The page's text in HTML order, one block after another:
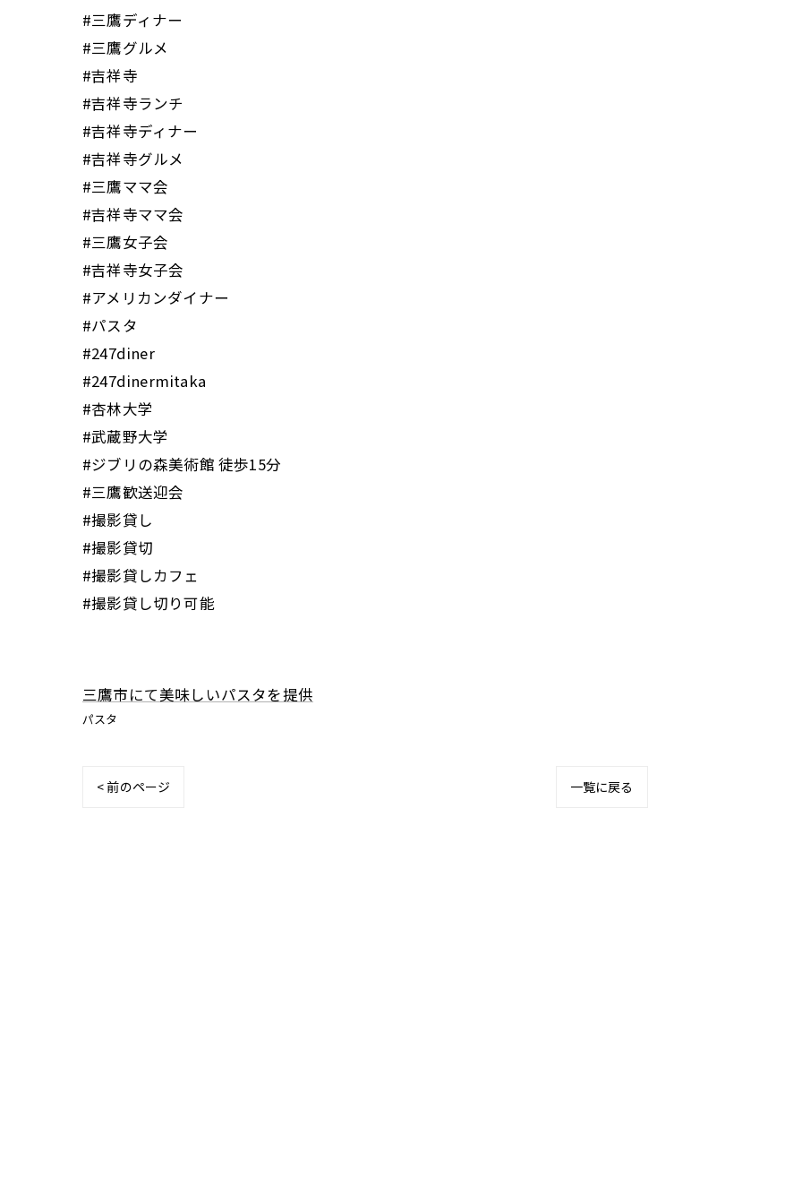
#三鷹ディナー
#三鷹グルメ
#吉祥寺
#吉祥寺ランチ
#吉祥寺ディナー
#吉祥寺グルメ
#三鷹ママ会
#吉祥寺ママ会
#三鷹女子会
#吉祥寺女子会
#アメリカンダイナー
#パスタ
#247diner
#247dinermitaka
#杏林大学
#武蔵野大学
#ジブリの森美術館 徒歩15分
#三鷹歓送迎会
#撮影貸し
#撮影貸切
#撮影貸しカフェ
#撮影貸し切り可能
三鷹市にて美味しいパスタを提供
パスタ
< 前のページ 一覧に戻る